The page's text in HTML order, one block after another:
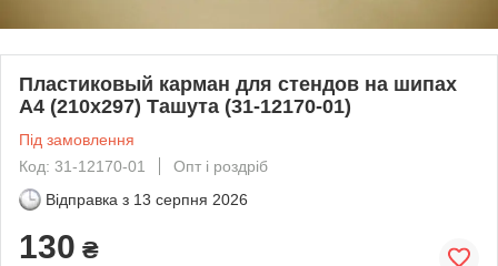
Пластиковый карман для стендов на шипах
А4 (210х297) Ташута (31-12170-01)
Під замовлення
Код: 31-12170-01
Опт і роздріб
Відправка з 13 серпня 2026
130 ₴